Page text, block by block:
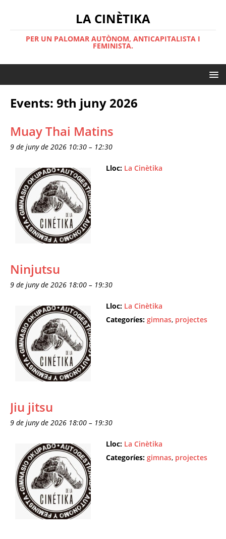
LA CINÈTIKA
PER UN PALOMAR AUTÒNOM, ANTICAPITALISTA I
FEMINISTA.
Events: 9th juny 2026
Muay Thai Matins
9 de juny de 2026 10:30 – 12:30
Lloc: La Cinètika
Ninjutsu
9 de juny de 2026 18:00 – 19:30
Lloc: La Cinètika
Categoríes: gimnas, projectes
Jiu jitsu
9 de juny de 2026 18:00 – 19:30
Lloc: La Cinètika
Categoríes: gimnas, projectes